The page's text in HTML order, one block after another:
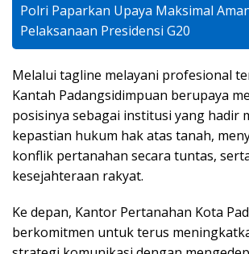
Polri Paparkan Upaya Maksimal
Pelaksanaan Presidensi G20
Melalui tagline melayani profesional
Kantah Padangsidimpuan berupaya
posisinya sebagai institusi yang hadir
kepastian hukum hak atas tanah,
konflik pertanahan secara tuntas,
kesejahteraan rakyat.
Ke depan, Kantor Pertanahan Kota
berkomitmen untuk terus